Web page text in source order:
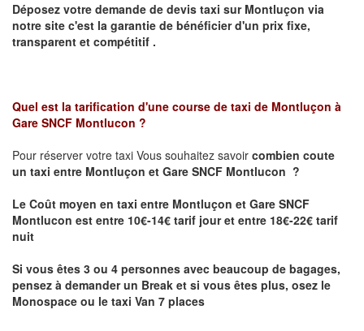
Déposez votre demande de devis taxi sur Montluçon via
notre site c'est la garantie de bénéficier d'un prix fixe,
transparent et compétitif .
Quel est la tarification d'une course de taxi de Montluçon à
Gare SNCF Montlucon ?
Pour réserver votre taxi Vous souhaitez savoir combien coute
un taxi entre Montluçon et Gare SNCF Montlucon ?
Le Coût moyen en taxi entre Montluçon et Gare SNCF
Montlucon est entre 10€-14€ tarif jour et entre 18€-22€ tarif
nuit
Si vous êtes 3 ou 4 personnes avec beaucoup de bagages,
pensez à demander un Break et si vous êtes plus, osez le
Monospace ou le taxi Van 7 places